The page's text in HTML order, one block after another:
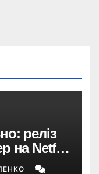
реліз
на Netflix